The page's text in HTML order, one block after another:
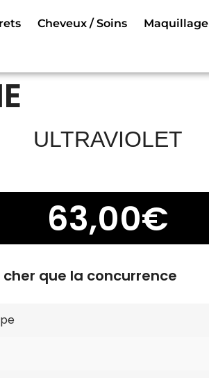
Cheveux / Soins Maquillage
ULTRAVIOLET
63,00€
que la concurrence